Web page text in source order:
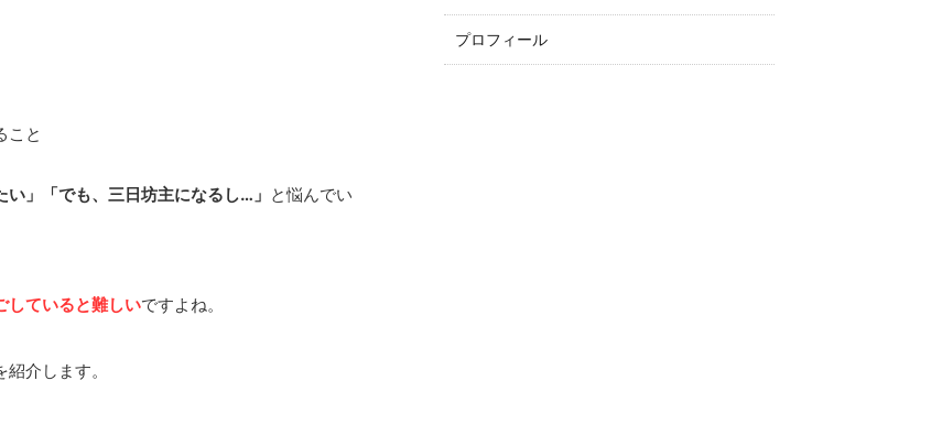
こと
い」「でも、三日坊主になるし…」 と悩んでい
していると難しいですよね。
介します。
プロフィール